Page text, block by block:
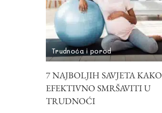
Trudnoća i porod
7 NAJBOLJIH SAVJETA KAKO
EFEKTIVNO SMRŠAVITI U
TRUDNOĆI